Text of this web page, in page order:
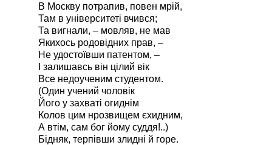
В Москву потрапив, повен мрій,
Там в університеті вчився;
Та вигнали, – мовляв, не мав
Якихось родовідних прав, –
Не удостоївши патентом, –
І залишавсь він цілий вік
Все недоученим студентом.
(Один учений чоловік
Його у захваті огиднім
Колов цим нрозвищем єхидним,
А втім, сам бог йому суддя!..)
Бідняк, терпівши злидні й горе.